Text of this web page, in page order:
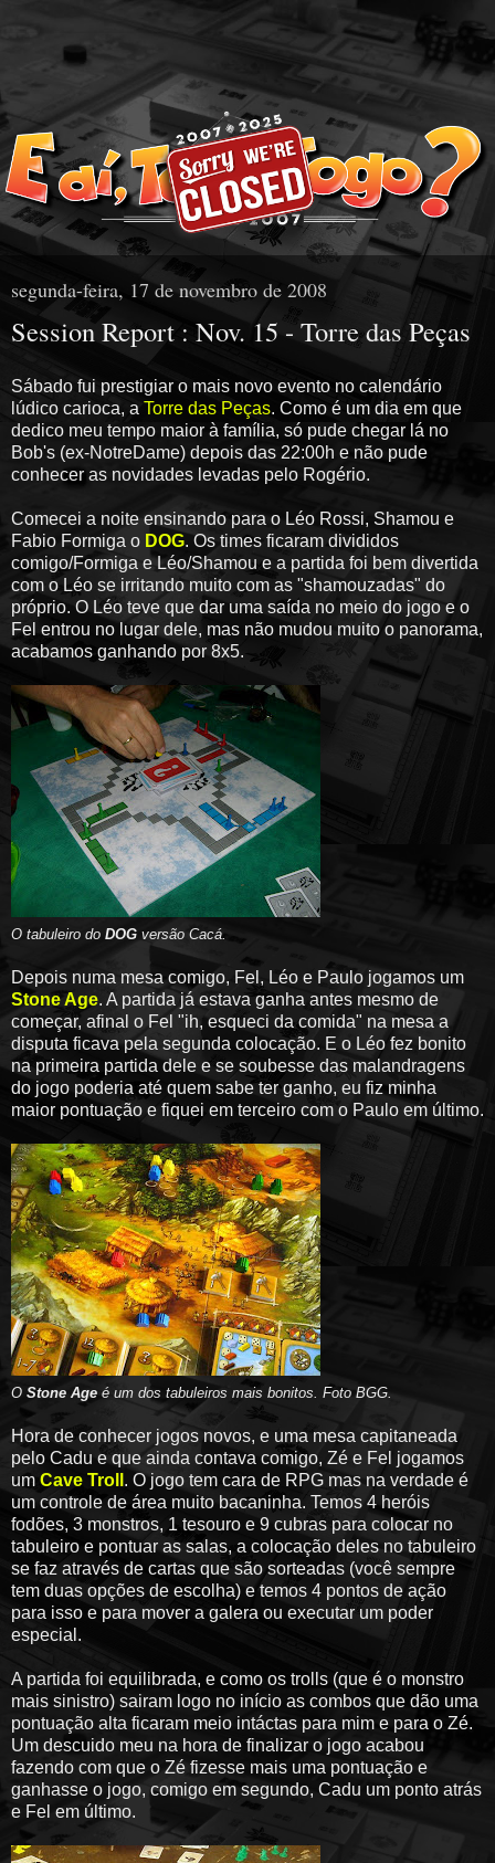
segunda-feira, 17 de novembro de 2008
Session Report : Nov. 15 - Torre das Peças
Sábado fui prestigiar o mais novo evento no calendário
lúdico carioca, a Torre das Peças. Como é um dia em que
dedico meu tempo maior à família, só pude chegar lá no
Bob's (ex-NotreDame) depois das 22:00h e não pude
conhecer as novidades levadas pelo Rogério.
Comecei a noite ensinando para o Léo Rossi, Shamou e
Fabio Formiga o DOG. Os times ficaram divididos
comigo/Formiga e Léo/Shamou e a partida foi bem divertida
com o Léo se irritando muito com as "shamouzadas" do
próprio. O Léo teve que dar uma saída no meio do jogo e o
Fel entrou no lugar dele, mas não mudou muito o panorama,
acabamos ganhando por 8x5.
O tabuleiro do DOG versão Cacá.
Depois numa mesa comigo, Fel, Léo e Paulo jogamos um
Stone Age. A partida já estava ganha antes mesmo de
começar, afinal o Fel "ih, esqueci da comida" na mesa a
disputa ficava pela segunda colocação. E o Léo fez bonito
na primeira partida dele e se soubesse das malandragens
do jogo poderia até quem sabe ter ganho, eu fiz minha
maior pontuação e fiquei em terceiro com o Paulo em último.
O Stone Age é um dos tabuleiros mais bonitos. Foto BGG.
Hora de conhecer jogos novos, e uma mesa capitaneada
pelo Cadu e que ainda contava comigo, Zé e Fel jogamos
um Cave Troll . O jogo tem cara de RPG mas na verdade é
um controle de área muito bacaninha. Temos 4 heróis
fodões, 3 monstros, 1 tesouro e 9 cubras para colocar no
tabuleiro e pontuar as salas, a colocação deles no tabuleiro
se faz através de cartas que são sorteadas (você sempre
tem duas opções de escolha) e temos 4 pontos de ação
para isso e para mover a galera ou executar um poder
especial.
A partida foi equilibrada, e como os trolls (que é o monstro
mais sinistro) sairam logo no início as combos que dão uma
pontuação alta ficaram meio intáctas para mim e para o Zé.
Um descuido meu na hora de finalizar o jogo acabou
fazendo com que o Zé fizesse mais uma pontuação e
ganhasse o jogo, comigo em segundo, Cadu um ponto atrás
e Fel em último.